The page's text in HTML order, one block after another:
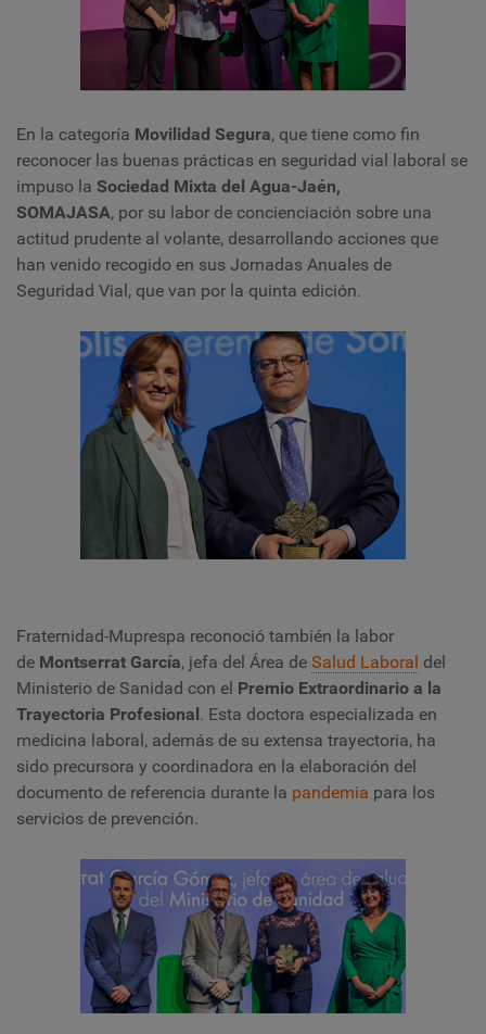
En la categoría Movilidad Segura, que tiene como fin
reconocer las buenas prácticas en seguridad vial laboral se
impuso la Sociedad Mixta del Agua-Jaén,
SOMAJASA, por su labor de concienciación sobre una
actitud prudente al volante, desarrollando acciones que
han venido recogido en sus Jornadas Anuales de
Seguridad Vial, que van por la quinta edición.
Fraternidad-Muprespa reconoció también la labor
de Montserrat García, jefa del Área de Salud Laboral del
Ministerio de Sanidad con el Premio Extraordinario a la
Trayectoria Profesional. Esta doctora especializada en
medicina laboral, además de su extensa trayectoria, ha
sido precursora y coordinadora en la elaboración del
documento de referencia durante la pandemia para los
servicios de prevención.